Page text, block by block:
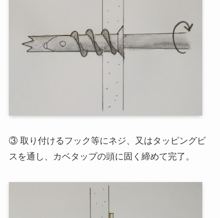
③ 取り付けるフック等にネジ、又はタッピングビ
スを通し、カベタップの頭に固く締めて完了。